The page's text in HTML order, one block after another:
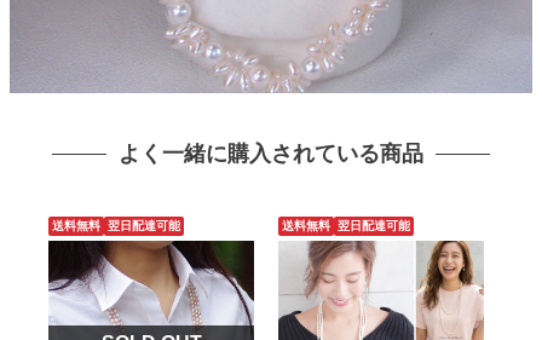
よく一緒に購入されている商品
送料無料 翌日配達可能 送料無料 翌日配達可能